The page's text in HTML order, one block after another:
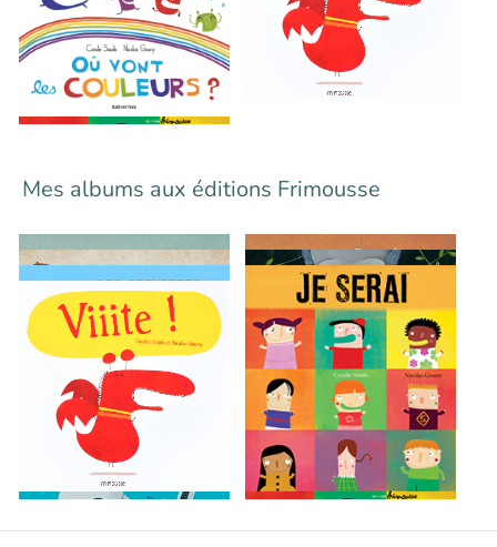
Mes albums aux éditions Frimousse